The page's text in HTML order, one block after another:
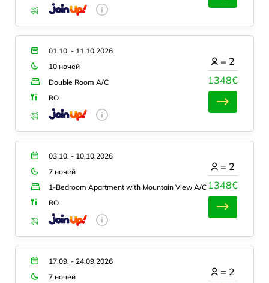
01.10. - 11.10.2026
10 ночей
Double Room A/C
RO
1348€
= 2
03.10. - 10.10.2026
7 ночей
1-Bedroom Apartment with Mountain View A/C
RO
1348€
= 2
17.09. - 24.09.2026
7 ночей
= 2